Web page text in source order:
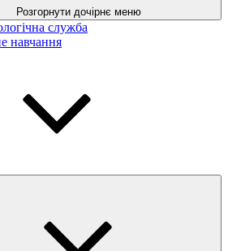
Розгорнути дочірнє меню
служба
навчання